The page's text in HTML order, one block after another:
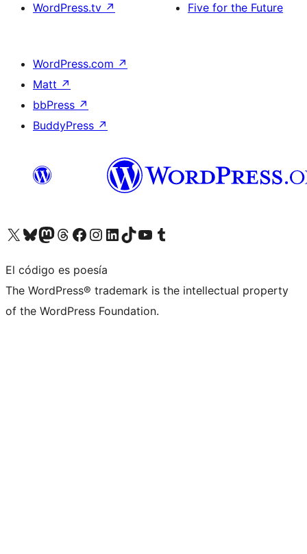
WordPress.tv ↗
Five for the Future
WordPress.com ↗
Matt ↗
bbPress ↗
BuddyPress ↗
Visita nuestra cuenta de X (anteriormente Twitter)
Visita nuestra cuenta de Bluesky
Visita nuestra cuenta de Mastodon
Visita nuestra cuenta de Threads
Visita nuestra página de Facebook
Visita nuestra cuenta de Instagram
Visita nuestra cuenta de LinkedIn
Visita nuestra cuenta de TikTok
Visita nuestro canal de YouTube
Visita nuestra cuenta de Tumblr
El código es poesía
The WordPress® trademark is the intellectual property
of the WordPress Foundation.